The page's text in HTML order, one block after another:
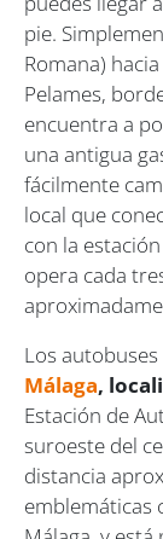
pie.
Romana)
Pelames,
encuentra a
una antigua
fácilmente
local que
con la
opera cada
Los autobuses
Málaga,
Estación de
suroeste del
distancia
emblemáticas